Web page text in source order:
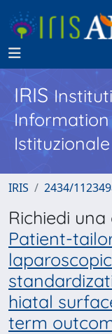
IRIS
IRIS 2434/
Richiedi
Patient-
hiatal
term